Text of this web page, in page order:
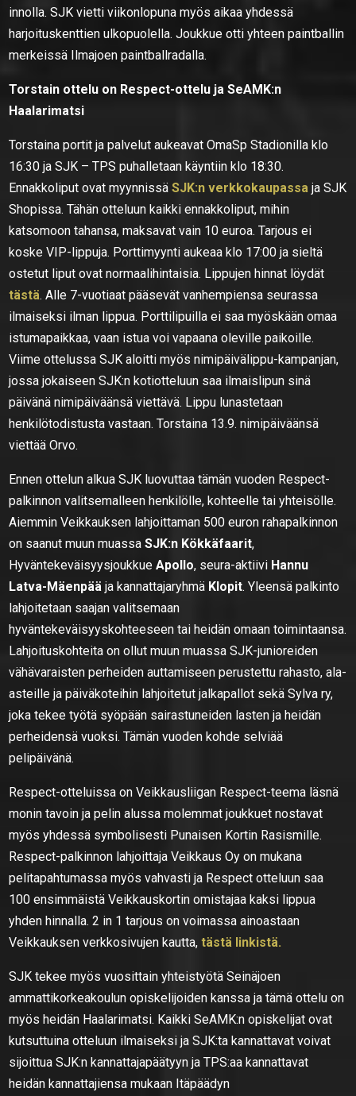
innolla. SJK vietti viikonlopuna myös aikaa yhdessä
harjoituskenttien ulkopuolella. Joukkue otti yhteen paintballin
merkeissä Ilmajoen paintballradalla.
Torstain ottelu on Respect-ottelu ja SeAMK:n
Haalarimatsi
Torstaina portit ja palvelut aukeavat OmaSp Stadionilla klo
16:30 ja SJK – TPS puhalletaan käyntiin klo 18:30.
Ennakkoliput ovat myynnissäSJK:n verkkokaupassa ja SJK
Shopissa. Tähän otteluun kaikki ennakkoliput, mihin
katsomoon tahansa, maksavat vain 10 euroa. Tarjous ei
koske VIP-lippuja. Porttimyynti aukeaa klo 17:00 ja sieltä
ostetut liput ovat normaalihintaisia. Lippujen hinnat löydät
tästä. Alle 7-vuotiaat pääsevät vanhempiensa seurassa
ilmaiseksi ilman lippua. Porttilipuilla ei saa myöskään omaa
istumapaikkaa, vaan istua voi vapaana oleville paikoille.
Viime ottelussa SJK aloitti myös nimipäivälippu-kampanjan,
jossa jokaiseen SJK:n kotiotteluun saa ilmaislipun sinä
päivänä nimipäiväänsä viettävä. Lippu lunastetaan
henkilötodistusta vastaan. Torstaina 13.9. nimipäiväänsä
viettää Orvo.
Ennen ottelun alkua SJK luovuttaa tämän vuoden Respect-
palkinnon valitsemalleen henkilölle, kohteelle tai yhteisölle.
Aiemmin Veikkauksen lahjoittaman 500 euron rahapalkinnon
on saanut muun muassaSJK:n Kökkäfaarit,
HyväntekeväisyysjoukkueApollo, seura-aktiivi Hannu
Latva-Mäenpää ja kannattajaryhmä Klopit. Yleensä palkinto
lahjoitetaan saajan valitsemaan
hyväntekeväisyyskohteeseen tai heidän omaan toimintaansa.
Lahjoituskohteita on ollut muun muassa SJK-junioreiden
vähävaraisten perheiden auttamiseen perustettu rahasto, ala-
asteille ja päiväkoteihin lahjoitetut jalkapallot sekä Sylva ry,
joka tekee työtä syöpään sairastuneiden lasten ja heidän
perheidensä vuoksi. Tämän vuoden kohde selviää
pelipäivänä.
Respect-otteluissa on Veikkausliigan Respect-teema läsnä
monin tavoin ja pelin alussa molemmat joukkuet nostavat
myös yhdessä symbolisesti Punaisen Kortin Rasismille.
Respect-palkinnon lahjoittaja Veikkaus Oy on mukana
pelitapahtumassa myös vahvasti ja Respect otteluun saa
100 ensimmäistä Veikkauskortin omistajaa kaksi lippua
yhden hinnalla. 2 in 1 tarjous on voimassa ainoastaan
Veikkauksen verkkosivujen kautta,tästä linkistä.
SJK tekee myös vuosittain yhteistyötä Seinäjoen
ammattikorkeakoulun opiskelijoiden kanssa ja tämä ottelu on
myös heidän Haalarimatsi. Kaikki SeAMK:n opiskelijat ovat
kutsuttuina otteluun ilmaiseksi ja SJK:ta kannattavat voivat
sijoittua SJK:n kannattajapäätyyn ja TPS:aa kannattavat
heidän kannattajiensa mukaan Itäpäädyn